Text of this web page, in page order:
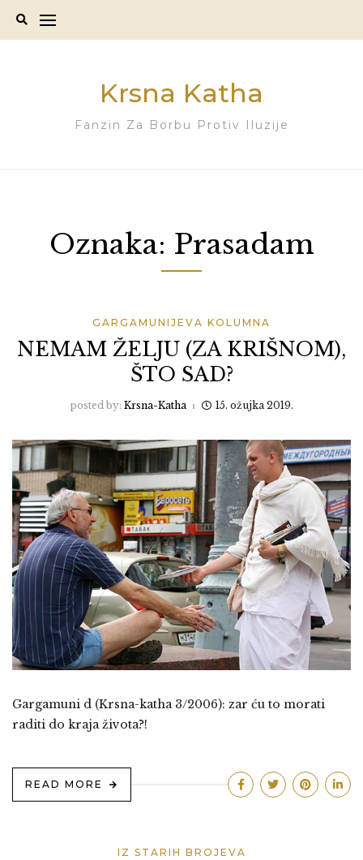
Krsna Katha
Fanzin Za Borbu Protiv Iluzije
Oznaka: Prasadam
GARGAMUNIJEVA KOLUMNA
NEMAM ŽELJU (ZA KRIŠNOM),
ŠTO SAD?
posted by: Krsna-Katha 15. ožujka 2019.
Gargamuni d (Krsna-katha 3/2006): zar ću to morati
raditi do kraja života?!
READ MORE
IZ STARIH BROJEVA